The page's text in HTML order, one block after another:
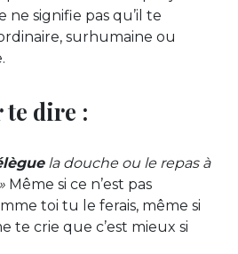
ne signifie pas qu’il te
surhumaine ou
te dire :
la douche ou le repas à
Même si ce n’est pas
toi tu le ferais, même si
te crie que c’est mieux si